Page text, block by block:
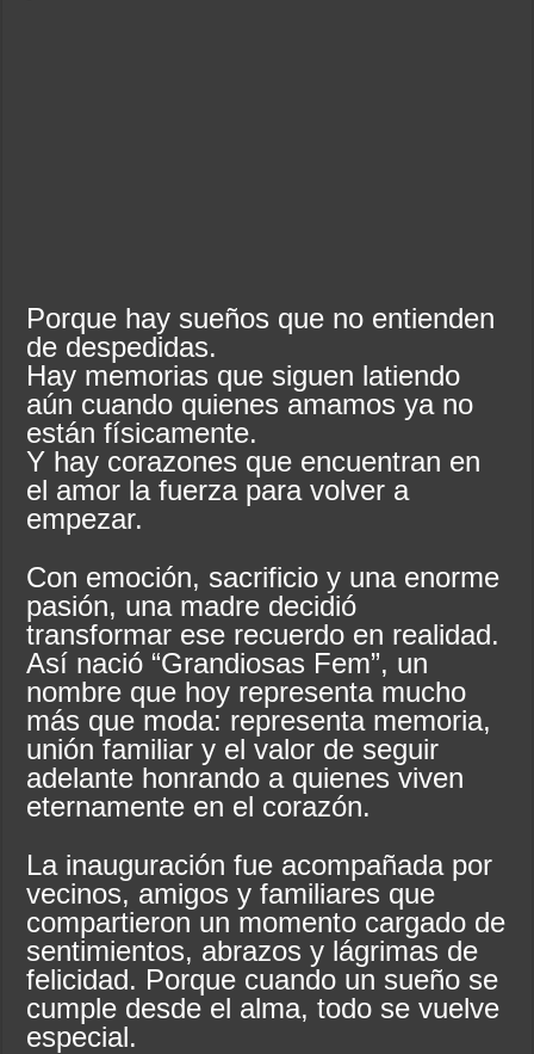
Porque hay sueños que no entienden
de despedidas.
Hay memorias que siguen latiendo
aún cuando quienes amamos ya no
están físicamente.
Y hay corazones que encuentran en
el amor la fuerza para volver a
empezar.
Con emoción, sacrificio y una enorme
pasión, una madre decidió
transformar ese recuerdo en realidad.
Así nació “Grandiosas Fem”, un
nombre que hoy representa mucho
más que moda: representa memoria,
unión familiar y el valor de seguir
adelante honrando a quienes viven
eternamente en el corazón.
La inauguración fue acompañada por
vecinos, amigos y familiares que
compartieron un momento cargado de
sentimientos, abrazos y lágrimas de
felicidad. Porque cuando un sueño se
cumple desde el alma, todo se vuelve
especial.